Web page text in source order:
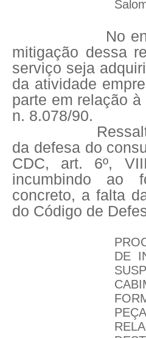
No
mitigação dessa
serviço seja
da atividade
parte em relação
n. 8.078/90.
da defesa do
CDC, art. 6º,
incumbindo ao
concreto, a falta
do Código de
DE